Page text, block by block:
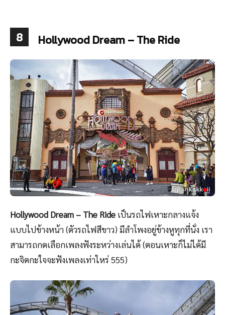
Child Switch
Photo Service
ไม่มี
8 Hollywood Dream – The Ride
แบบไปข้างหน้า (ตัวรถไฟสีขาว) มีลำโพงอยู่ข้างหูทุกที่นั่ง เรา
สามารถกดเลือกเพลงฟังระหว่างเล่นได้ (ตอนเหาะก็ไม่ได้มี